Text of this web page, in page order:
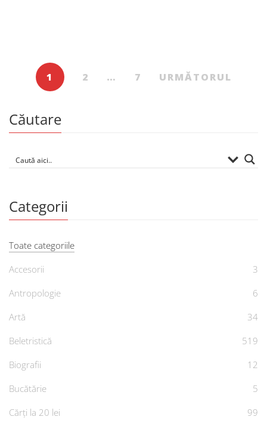
1 2 … 7 URMĂTORUL
Căutare
Categorii
Toate categoriile
Accesorii
3
Antropologie
6
Artă
34
Beletristică
519
Biografii
12
Bucătărie
5
Cărți la 20 lei
99